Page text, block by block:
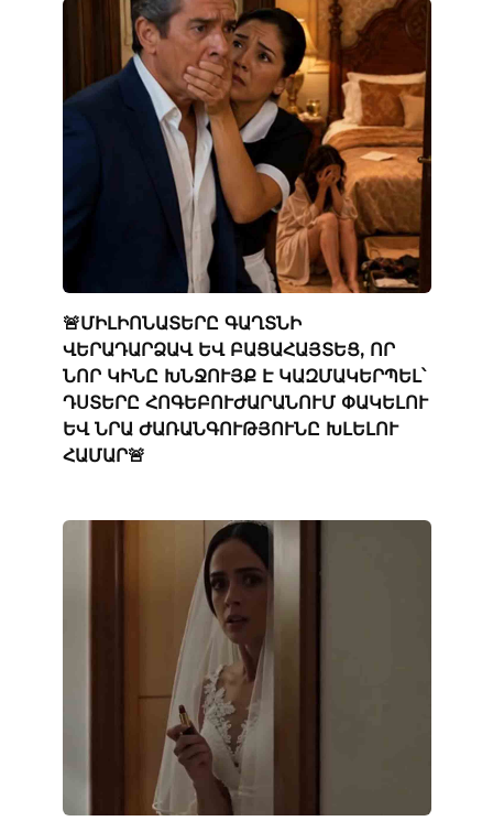
🚨ՄԻԼԻՈՆԱՏԵՐԸ ԳԱՂՏՆԻ
ՎԵՐԱԴԱՐՁԱՎ ԵՎ ԲԱՑԱՀԱՅՏԵՑ, ՈՐ
ՆՈՐ ԿԻՆԸ ԽՆՋՈՒՅՔ Է ԿԱԶՄԱԿԵՐՊԵԼ՝
ԴՍՏԵՐԸ ՀՈԳԵԲՈՒԺԱՐԱՆՈՒՄ ՓԱԿԵԼՈՒ
ԵՎ ՆՐԱ ԺԱՌԱՆԳՈՒԹՅՈՒՆԸ ԽԼԵԼՈՒ
ՀԱՄԱՐ🚨